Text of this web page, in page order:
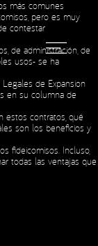
más comunes
pero es muy
contestar
de administración, de
usos- se ha
de Expansion
en su columna de
estos contratos, qué
son los beneficios y
fideicomisos. Incluso,
todas las ventajas que